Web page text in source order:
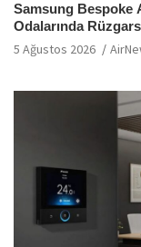
Samsung Bespoke
Odalarında
5 Ağustos 2026